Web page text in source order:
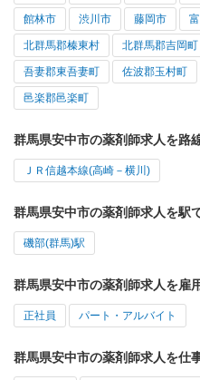
館林市 渋川市 藤岡市
北群馬郡榛東村 北群馬郡吉岡町
吾妻郡東吾妻町 佐波郡玉村町
邑楽郡邑楽町
群馬県安中市の薬剤師求人を路
ＪＲ信越本線(高崎－横川)
群馬県安中市の薬剤師求人を駅
磯部(群馬)駅
群馬県安中市の薬剤師求人を雇
正社員 パート・アルバイト
群馬県安中市の薬剤師求人を仕